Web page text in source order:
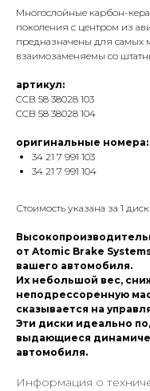
Многослойные карбон-
поколения с центром из
предназначены для самых
взаимозаменяемы со
артикул:
CCB 58 38028 103
CCB 58 38028 104
оригинальные номера:
34 21 7 991 103
34 21 7 991 104
Стоимость указана за 1 диск
от Atomic Brake
вашего автомобиля.
Их небольшой вес,
неподрессоренную
сказывается на
Эти диски идеально
выдающиеся
автомобиля.
Информация о